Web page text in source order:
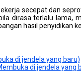
secepat dan
dirasa terlalu lama,
hasil penyidikan
di jendela yang baru)
di jendela yang